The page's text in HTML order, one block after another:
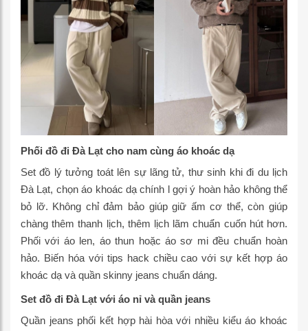
Phối đồ đi Đà Lạt cho nam cùng áo khoác dạ
Set đồ lý tưởng toát lên sự lãng tử, thư sinh khi đi du lịch
Đà Lạt, chọn áo khoác dạ chính l gợi ý hoàn hảo không thể
bỏ lỡ. Không chỉ đảm bảo giúp giữ ấm cơ thể, còn giúp
chàng thêm thanh lịch, thêm lịch lãm chuẩn cuốn hút hơn.
Phối với áo len, áo thun hoặc áo sơ mi đều chuẩn hoàn
hảo. Biến hóa với tips hack chiều cao với sự kết hợp áo
khoác dạ và quần skinny jeans chuẩn dáng.
Set đồ đi Đà Lạt với áo nỉ và quần jeans
Quần jeans phối kết hợp hài hòa với nhiều kiểu áo khoác